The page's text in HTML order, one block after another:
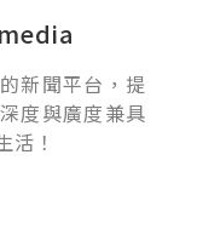
新聞平台，提
度與廣度兼具
活！